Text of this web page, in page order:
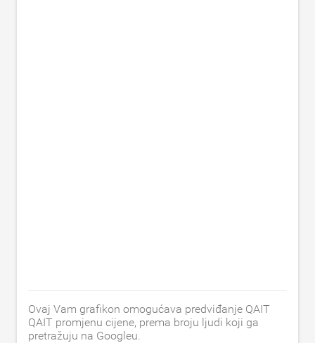
Ovaj Vam grafikon omogućava predviđanje QAIT
QAIT promjenu cijene, prema broju ljudi koji ga
pretražuju na Googleu.